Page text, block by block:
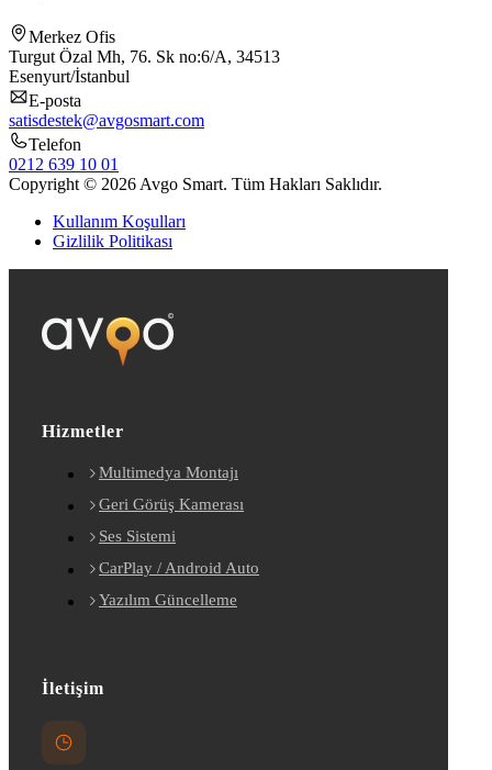
Merkez Ofis
Turgut Özal Mh, 76. Sk no:6/A, 34513
Esenyurt/İstanbul
E-posta
satisdestek@avgosmart.com
Telefon
0212 639 10 01
Copyright © 2026 Avgo Smart. Tüm Hakları Saklıdır.
Kullanım Koşulları
Gizlilik Politikası
Hizmetler
Multimedya Montajı
Geri Görüş Kamerası
Ses Sistemi
CarPlay / Android Auto
Yazılım Güncelleme
İletişim